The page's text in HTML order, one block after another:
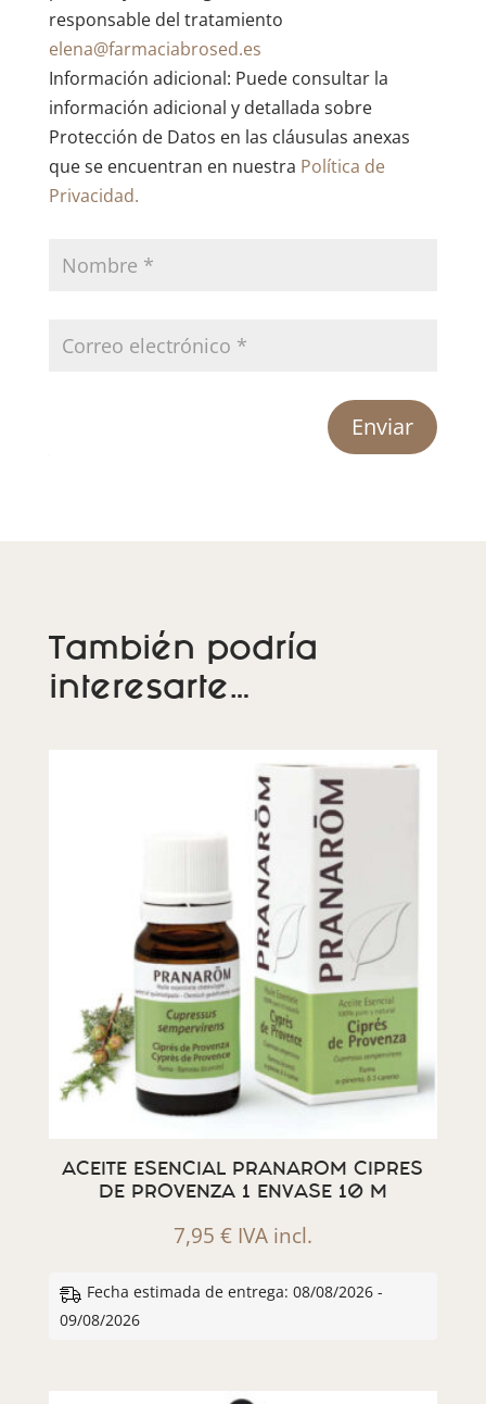
responsable del tratamiento
elena@farmaciabrosed.es
Información adicional: Puede consultar la
información adicional y detallada sobre
Protección de Datos en las cláusulas anexas
que se encuentran en nuestra Política de
Privacidad.
Enviar
También podría
interesarte…
ACEITE ESENCIAL PRANAROM CIPRES
DE PROVENZA 1 ENVASE 10 M
7,95 € IVA incl.
Fecha estimada de entrega: 08/08/2026 -
09/08/2026